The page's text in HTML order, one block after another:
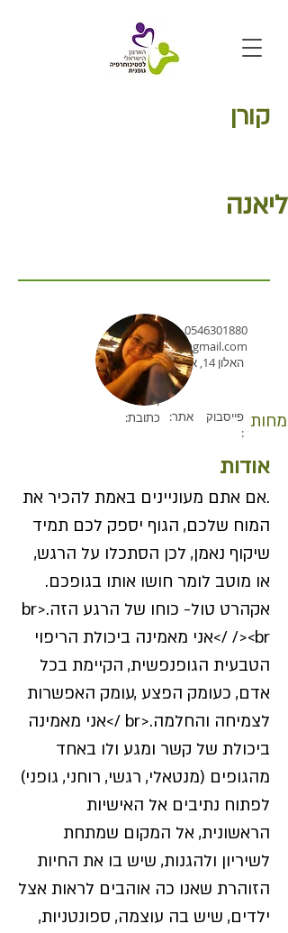
קורן
ליאנה
0546301880
lianikoren@gmail.com
האלון 14, אבן יהודה
טלפון:
מייל
:
כתובת:
אתר:
פייסבוק
:
אודות
.אם אתם מעוניינים באמת להכיר את
המוח שלכם, הגוף יספק לכם תמיד
שיקוף נאמן, לכן הסתכלו על הרגש,
או מוטב לומר חושו אותו בגופכם.
אקהרט טול- כוחו של הרגע הזה.<br
/><br />אני מאמינה ביכולת הריפוי
הטבעית הגופנפשית, הקיימת בכל
אדם, כעומק הפצע ,עומק האפשרות
לצמיחה והחלמה.<br />אני מאמינה
ביכולת של קשר ומגע ולו באחד
מהגופים (מנטאלי, רגשי, רוחני, גופני)
לפתוח נתיבים אל האישיות
הראשונית, אל המקום שמתחת
לשיריון ולהגנות, שיש בו את החיות
הזוהרת שאנו כה אוהבים לראות אצל
ילדים, שיש בה עוצמה, ספונטניות,